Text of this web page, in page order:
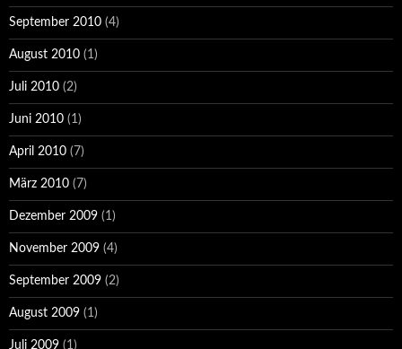
September 2010 (4)
August 2010 (1)
Juli 2010 (2)
Juni 2010 (1)
April 2010 (7)
März 2010 (7)
Dezember 2009 (1)
November 2009 (4)
September 2009 (2)
August 2009 (1)
Juli 2009 (1)